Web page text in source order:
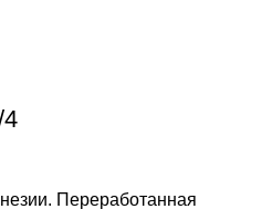
Переработанная